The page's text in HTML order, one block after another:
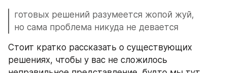
готовых решений разумеется жопой жуй,
но сама проблема никуда не девается
Стоит кратко рассказать о существующих
решениях, чтобы у вас не сложилось